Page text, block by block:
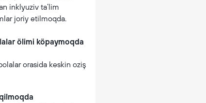
inklyuziv ta’lim
joriy etilmoqda.
ölimi köpaymoqda
orasida keskin oziş